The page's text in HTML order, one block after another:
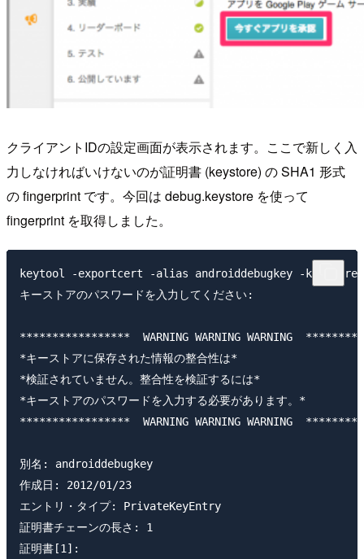
クライアントIDの設定画面が表示されます。ここで新しく入
力しなければいけないのが証明書 (keystore) の SHA1 形式
の fingerprint です。今回は debug.keystore を使って
fingerprint を取得しました。
keytool -exportcert -alias androiddebugkey -
キーストアのパスワードを入力してください:
*****************  WARNING WARNING WARNING
*キーストアに保存された情報の整合性は*
*検証されていません。整合性を検証するには*
*キーストアのパスワードを入力する必要があります。*
*****************  WARNING WARNING WARNING
別名: androiddebugkey
作成日: 2012/01/23
エントリ・タイプ: PrivateKeyEntry
証明書チェーンの長さ: 1
証明書[1]: